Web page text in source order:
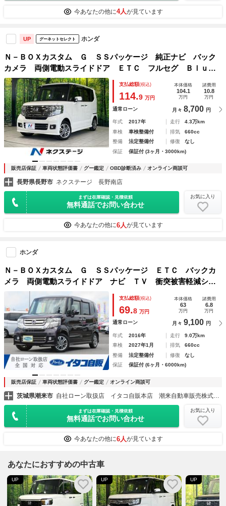
今あなたの他に4人が見ています
UP グーネットセレクト ホンダ
Ｎ－ＢＯＸカスタム Ｇ ＳＳパッケージ 純正ナビ バック
カメラ 両側電動スライドドア ＥＴＣ フルセグ Ｂｌｕｅ
ｔｏｏｔｈ シートヒーター ＨＩＤヘッド オートエアコ
ン オートライト スマートキー ステアリングスイッチ 電
動格納ミラー
支払総額(税込)
114.9 万円
本体価格
104.1
万円
諸費用
10.8
万円
通常ローン 月々 8,700 円
年式 2017年 走行
4.3万km
車検
車検整備付 排気
660cc
整備
法定整備付 修復
なし
保証
保証付 (3ヶ月・3000km)
販売店保証 車両状態評価書 グー鑑定 OBD診断済み オンライン商談可
長野県長野市 ネクステージ 長野南店
まずは在庫確認・見積依頼
無料通話でお問い合わせ
お気に入り
今あなたの他に6人が見ています
ホンダ
Ｎ－ＢＯＸカスタム Ｇ ＳＳパッケージ ＥＴＣ バックカ
メラ 両側電動スライドドア ナビ ＴＶ 衝突被害軽減シス
テム オートライト ＨＩＤ スマートキー アイドリングス
トップ 電動格納ミラー ベンチシート 後席モニター ＣＶ
Ｔ
支払総額(税込)
69.8 万円
本体価格
63
万円
諸費用
6.8
万円
通常ローン 月々 9,100 円
年式 2016年 走行
9.0万km
車検
2027年1月 排気
660cc
整備
法定整備付 修復
なし
保証
保証付 (6ヶ月・6000km)
販売店保証 車両状態評価書 グー鑑定 オンライン商談可
茨城県潮来市 自社ローン取扱店 イタコ自販本店 潮来自動車販売株式会社
まずは在庫確認・見積依頼
無料通話でお問い合わせ
お気に入り
今あなたの他に6人が見ています
あなたにおすすめの中古車
UP UP UP